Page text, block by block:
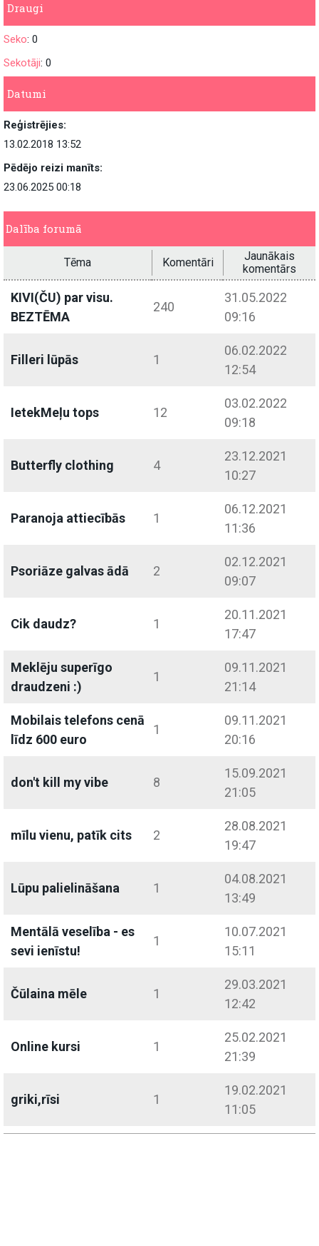
Draugi
Seko: 0
Sekotāji: 0
Datumi
Reģistrējies:
13.02.2018 13:52
Pēdējo reizi manīts:
23.06.2025 00:18
Dalība forumā
Tēma Komentāri
Jaunākais
komentārs
KIVI(ČU) par visu.
BEZTĒMA
240
31.05.2022
09:16
Filleri lūpās 1
06.02.2022
12:54
IetekMeļu tops 12
03.02.2022
09:18
Butterfly clothing 4
23.12.2021
10:27
Paranoja attiecībās 1
06.12.2021
11:36
Psoriāze galvas ādā 2
02.12.2021
09:07
Cik daudz? 1
20.11.2021
17:47
Meklēju superīgo
draudzeni :)
1
09.11.2021
21:14
Mobilais telefons cenā
līdz 600 euro
1
09.11.2021
20:16
don't kill my vibe 8
15.09.2021
21:05
mīlu vienu, patīk cits 2
28.08.2021
19:47
Lūpu palielināšana 1
04.08.2021
13:49
Mentālā veselība - es
sevi ienīstu!
1
10.07.2021
15:11
Čūlaina mēle 1
29.03.2021
12:42
Online kursi 1
25.02.2021
21:39
griki,rīsi 1
19.02.2021
11:05